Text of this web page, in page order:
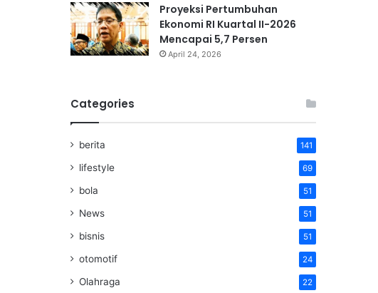
Proyeksi Pertumbuhan
Ekonomi RI Kuartal II-2026
Mencapai 5,7 Persen
April 24, 2026
Categories
berita 141
lifestyle 69
bola 51
News 51
bisnis 51
otomotif 24
Olahraga 22